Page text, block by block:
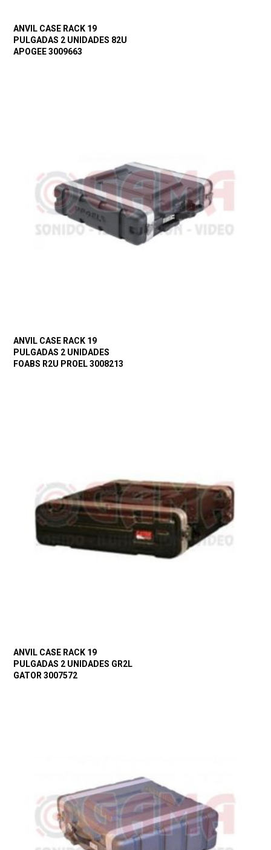
ANVIL CASE RACK 19
PULGADAS 2 UNIDADES 82U
APOGEE 3009663
ANVIL CASE RACK 19
PULGADAS 2 UNIDADES
FOABS R2U PROEL 3008213
ANVIL CASE RACK 19
PULGADAS 2 UNIDADES GR2L
GATOR 3007572